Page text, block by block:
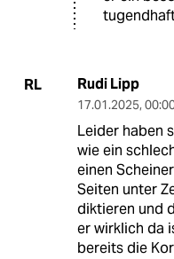
RL Rudi Lipp
17.01.2025,
Leider haben
wie ein
einen
Seiten unter
diktieren und
er wirklich da
bereits die